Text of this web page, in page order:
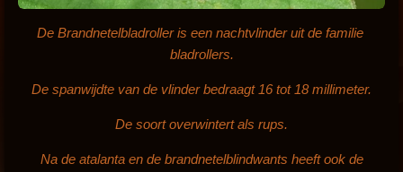
De Brandnetelbladroller is een nachtvlinder uit de familie
bladrollers.
De spanwijdte van de vlinder bedraagt 16 tot 18 millimeter.
De soort overwintert als rups.
Na de atalanta en de brandnetelblindwants heeft ook de